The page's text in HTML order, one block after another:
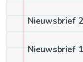
Nieuwsbrief
Nieuwsbrief